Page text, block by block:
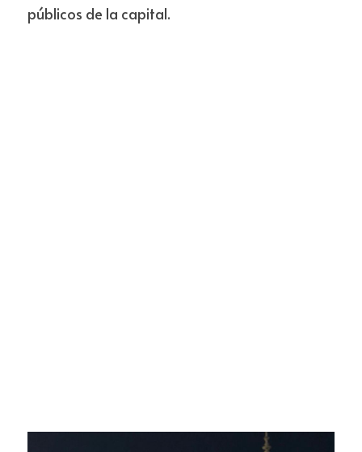
públicos de la capital.